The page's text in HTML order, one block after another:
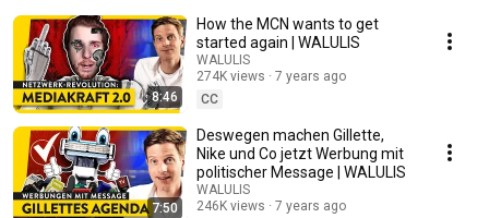
Machenschaften
8:46
How the MCN wants to get
started again | WALULIS
WALULIS
274K views
7 years ago
CC
7:50
Deswegen machen Gillette,
Nike und Co jetzt Werbung mit
politischer Message | WALULIS
WALULIS
246K views
7 years ago